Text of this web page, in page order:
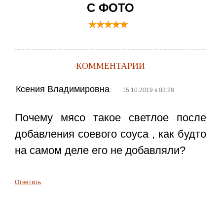
С ФОТО
КОММЕНТАРИИ
Ксения Владимировна: 15.10.2019 в 03:28
Почему мясо такое светлое после
добавления соевого соуса , как будто
на самом деле его не добавляли?
Ответить